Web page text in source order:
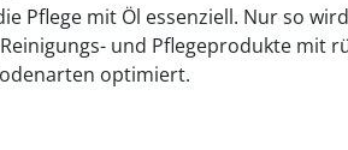
Pflege mit Öl essenziell. Nur so
und Pflegeprodukte mit
optimiert.